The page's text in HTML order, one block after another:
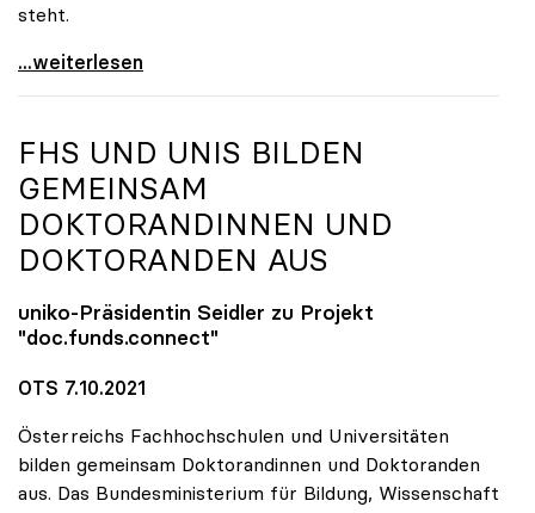
steht.
uniko stellt sich hinter Forscher:innen
...weiterlesen
FHS UND UNIS BILDEN
GEMEINSAM
DOKTORANDINNEN UND
DOKTORANDEN AUS
uniko-Präsidentin Seidler zu Projekt
"doc.funds.connect"
OTS 7.10.2021
Österreichs Fachhochschulen und Universitäten
bilden gemeinsam Doktorandinnen und Doktoranden
aus. Das Bundesministerium für Bildung, Wissenschaft